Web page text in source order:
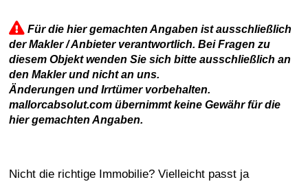
Für die hier gemachten Angaben ist ausschließlich
der Makler / Anbieter verantwortlich. Bei Fragen zu
diesem Objekt wenden Sie sich bitte ausschließlich an
den Makler und nicht an uns.
Änderungen und Irrtümer vorbehalten.
mallorcabsolut.com übernimmt keine Gewähr für die
hier gemachten Angaben.
Nicht die richtige Immobilie? Vielleicht passt ja